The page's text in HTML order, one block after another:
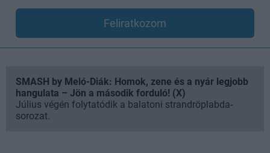
Feliratkozom
SMASH by Meló-Diák: Homok, zene és a nyár legjobb
hangulata – Jön a második forduló! (X)
Július végén folytatódik a balatoni strandröplabda-
sorozat.